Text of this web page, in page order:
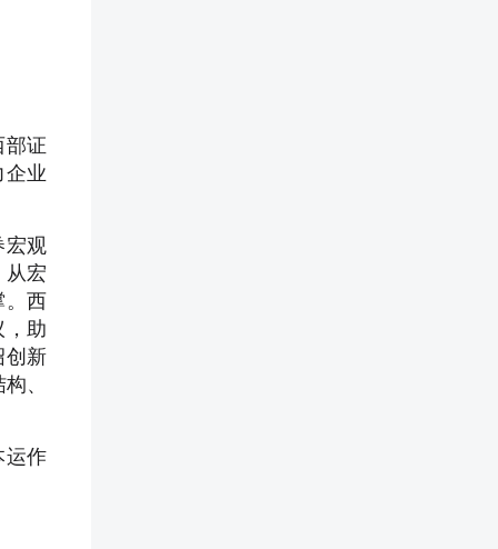
部证
企业
宏观
从宏
。西
，助
创新
、
运作